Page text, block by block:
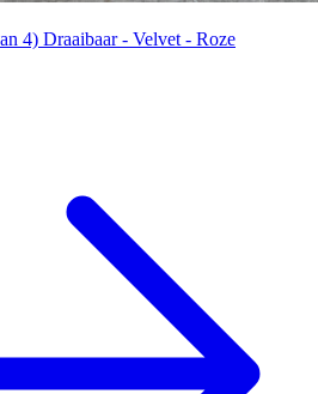
4) Draaibaar - Velvet - Roze